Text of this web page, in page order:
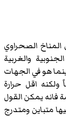
الصحراوي
والغربية
هو في الجهات
اقل حرارة
يمكن القول
متباين ومتدرج